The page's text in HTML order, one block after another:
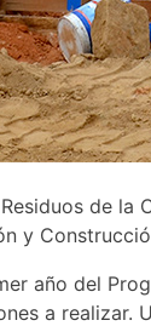
de la
y
año del
a realizar.